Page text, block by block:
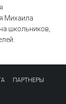
Михаила
школьников,
ПАРТНЕРЫ